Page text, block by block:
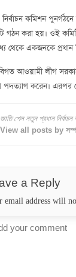
কমিশন
গঠন করা হয়। ওই
থেকে একজনকে প্রধান
আওয়ামী লীগ
করেন। এরপর
জাতি পেল নতুন প্রধান নির্বাচন
View all posts by
a Reply
email address will